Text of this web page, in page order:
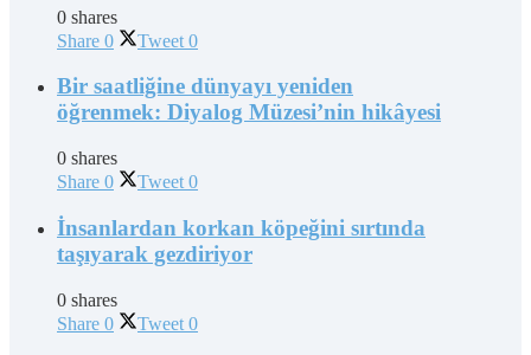
0 shares
Share 0 Tweet 0
Bir saatliğine dünyayı yeniden
öğrenmek: Diyalog Müzesi’nin hikâyesi
0 shares
Share 0 Tweet 0
İnsanlardan korkan köpeğini sırtında
taşıyarak gezdiriyor
0 shares
Share 0 Tweet 0